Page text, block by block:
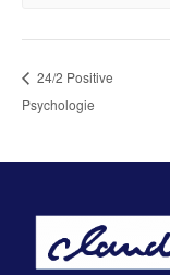
24/2 Positive
Psychologie